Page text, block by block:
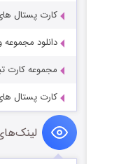
کارت پستال
دانلود مجموعه
مجموعه کارت
کارت پستال